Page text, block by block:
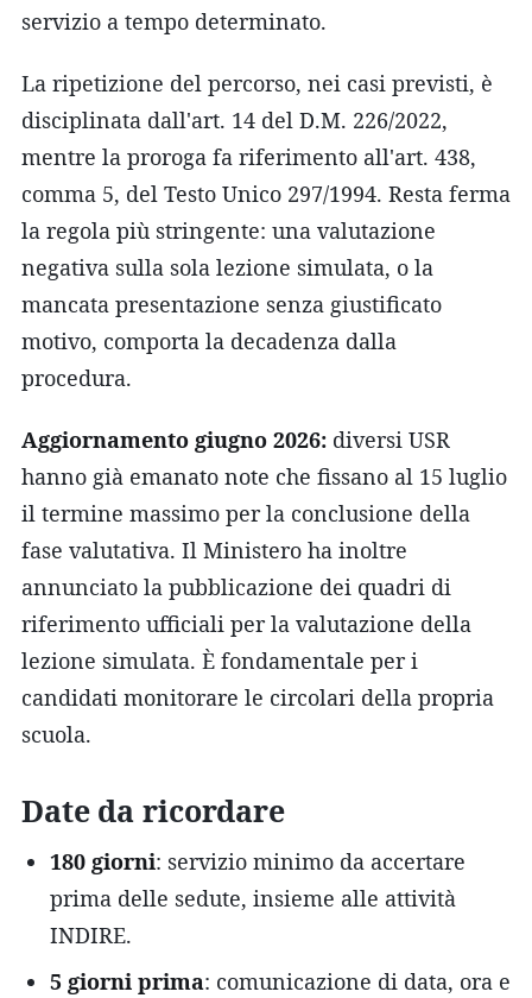
servizio a tempo determinato.
La ripetizione del percorso, nei casi previsti, è
disciplinata dall'art. 14 del D.M. 226/2022,
mentre la proroga fa riferimento all'art. 438,
comma 5, del Testo Unico 297/1994. Resta ferma
la regola più stringente: una valutazione
negativa sulla sola lezione simulata, o la
mancata presentazione senza giustificato
motivo, comporta la decadenza dalla
procedura.
Aggiornamento giugno 2026: diversi USR
hanno già emanato note che fissano al 15 luglio
il termine massimo per la conclusione della
fase valutativa. Il Ministero ha inoltre
annunciato la pubblicazione dei quadri di
riferimento ufficiali per la valutazione della
lezione simulata. È fondamentale per i
candidati monitorare le circolari della propria
scuola.
Date da ricordare
180 giorni: servizio minimo da accertare
prima delle sedute, insieme alle attività
INDIRE.
5 giorni prima: comunicazione di data, ora e